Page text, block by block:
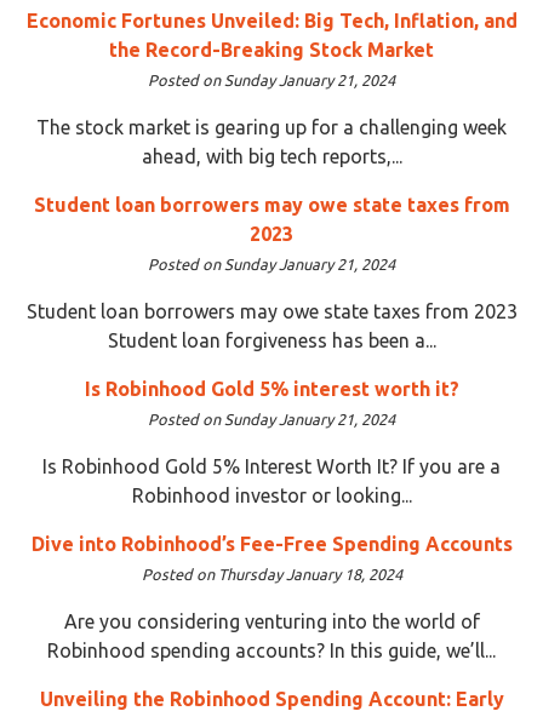
Economic Fortunes Unveiled: Big Tech, Inflation, and
the Record-Breaking Stock Market
Posted on Sunday January 21, 2024
The stock market is gearing up for a challenging week
ahead, with big tech reports,...
Student loan borrowers may owe state taxes from
2023
Posted on Sunday January 21, 2024
Student loan borrowers may owe state taxes from 2023
Student loan forgiveness has been a...
Is Robinhood Gold 5% interest worth it?
Posted on Sunday January 21, 2024
Is Robinhood Gold 5% Interest Worth It? If you are a
Robinhood investor or looking...
Dive into Robinhood’s Fee-Free Spending Accounts
Posted on Thursday January 18, 2024
Are you considering venturing into the world of
Robinhood spending accounts? In this guide, we’ll...
Unveiling the Robinhood Spending Account: Early